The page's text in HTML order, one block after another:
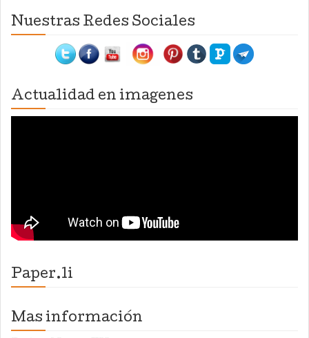
Nuestras Redes Sociales
Actualidad en imagenes
Paper.li
Mas información